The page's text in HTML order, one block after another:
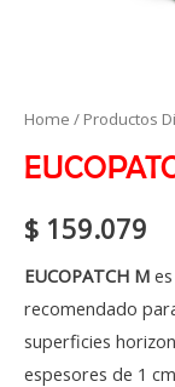
Home / Productos
$ 159.079
EUCOPATCH M
recomendado
superficies
espesores de 1
EUCOPATCH
M
quantity